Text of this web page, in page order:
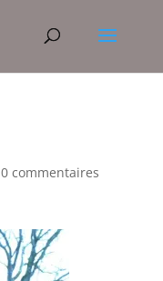
0 commentaires